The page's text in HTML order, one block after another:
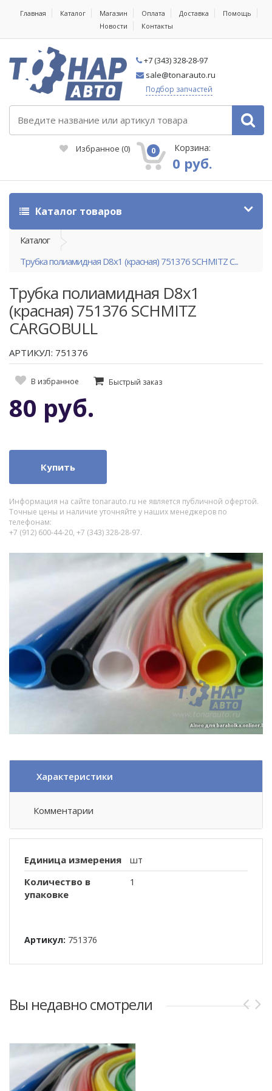
Главная Каталог Магазин Оплата Доставка
Помощь
Новости
Контакты
+7 (343) 328-28-97
sale@tonarauto.ru
Подбор запчастей
Избранное (0) 0 Корзина:
0 руб.
Каталог товаров
Каталог
Трубка полиамидная D8х1 (красная) 751376 SCHMITZ C...
Трубка полиамидная D8х1
(красная) 751376 SCHMITZ
CARGOBULL
АРТИКУЛ: 751376
В избранное Быстрый заказ
80 руб.
Купить
Информация на сайте tonarauto.ru не является публичной офертой.
Точные цены и наличие уточняйте у наших менеджеров по
телефонам:
+7 (912) 600-44-20, +7 (343) 328-28-97.
Характеристики
Комментарии
Единица измерения
шт
Количество в
упаковке
1
Артикул: 751376
Вы недавно смотрели